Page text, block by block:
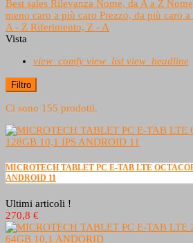
Best sales Rilevanza Nome, da A a Z
meno caro a più caro Prezzo, da più caro a
A - Z Riferimento, Z - A
Vista
view_comfy view_list view_headline
Filtro
Ci sono 155 prodotti.
MICROTECH TABLET PC E-TAB LTE
ANDROID 11
Ultimi articoli !
270,8 €